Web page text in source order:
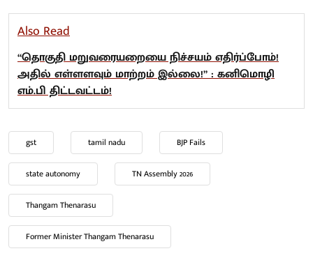
Also Read
“தொகுதி மறுவரையறையை நிச்சயம் எதிர்ப்போம்!
அதில் எள்ளளவும் மாற்றம் இல்லை!” : கனிமொழி
எம்.பி திட்டவட்டம்!
gst tamil nadu BJP Fails
state autonomy TN Assembly 2026
Thangam Thenarasu
Former Minister Thangam Thenarasu